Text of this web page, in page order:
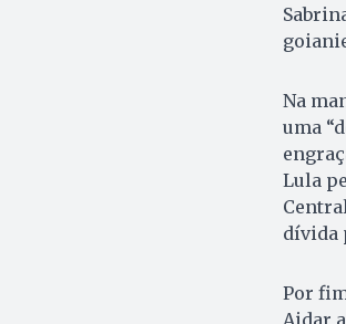
Na
uma
Lula
dívida
Por
Aidar